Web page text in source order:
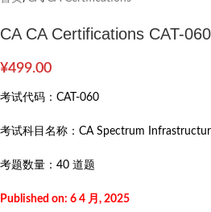
CA CA Certifications CAT-060
¥499.00
考试代码： CAT-060
考试科目名称： CA Spectrum
考题数量： 40 道题
Published on: 6 4 月, 2025